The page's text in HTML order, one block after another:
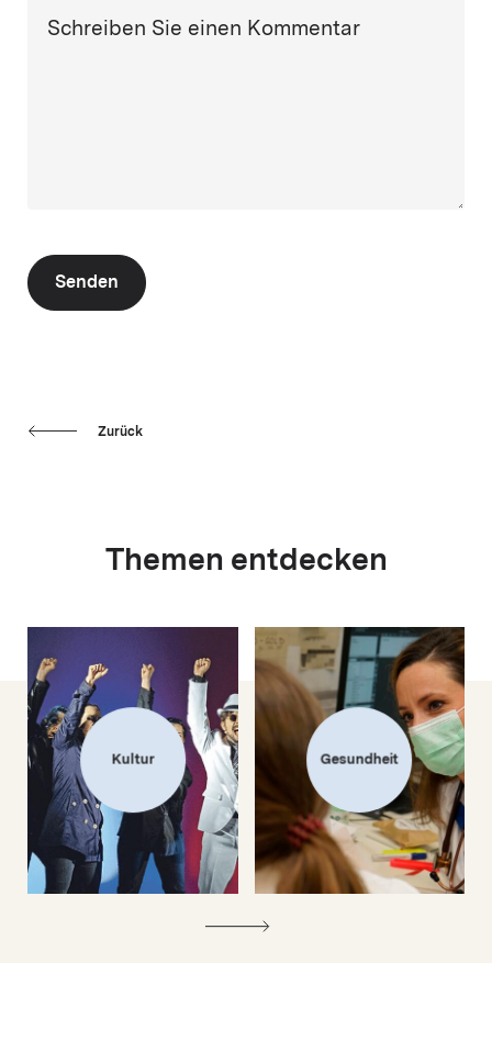
Schreiben Sie einen Kommentar
Senden
Zurück
Themen entdecken
Kultur Gesundheit